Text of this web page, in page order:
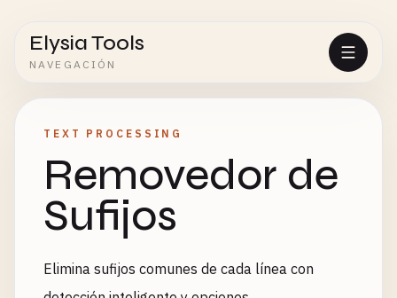
Elysia Tools
NAVEGACIÓN
TEXT PROCESSING
Removedor de
Sufijos
Elimina sufijos comunes de cada línea con